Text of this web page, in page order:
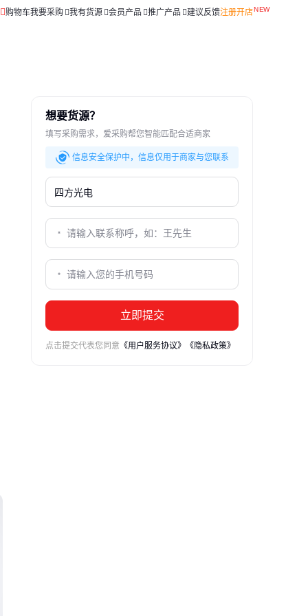
购物车我要采购 我有货源 会员产品 推广产品 建议反馈注册开店
想要货源？
填写采购需求，爱采购帮您智能匹配合适商家
信息安全保护中，信息仅用于商家与您联系
立即提交
点击提交代表您同意 《用户服务协议》 《隐私政策》